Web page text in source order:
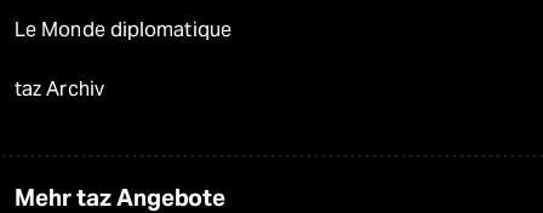
Le Monde diplomatique
taz Archiv
Mehr taz Angebote